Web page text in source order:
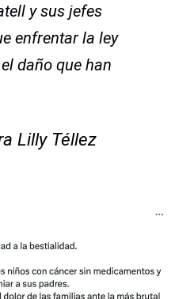
y sus jefes
enfrentar la ley
daño que han
Lilly Téllez